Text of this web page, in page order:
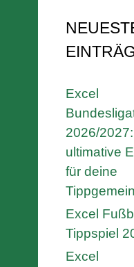
Excel
2026/
ultimative
für deine
Excel
Tippspiel
Excel